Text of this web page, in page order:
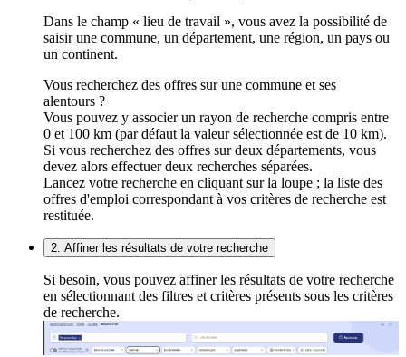
Dans le champ « lieu de travail », vous avez la possibilité de
saisir une commune, un département, une région, un pays ou
un continent.
Vous recherchez des offres sur une commune et ses
alentours ?
Vous pouvez y associer un rayon de recherche compris entre
0 et 100 km (par défaut la valeur sélectionnée est de 10 km).
Si vous recherchez des offres sur deux départements, vous
devez alors effectuer deux recherches séparées.
Lancez votre recherche en cliquant sur la loupe ; la liste des
offres d'emploi correspondant à vos critères de recherche est
restituée.
2. Affiner les résultats de votre recherche
Si besoin, vous pouvez affiner les résultats de votre recherche
en sélectionnant des filtres et critères présents sous les critères
de recherche.